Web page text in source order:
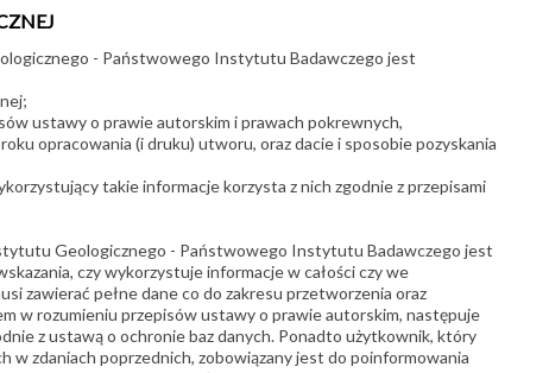
- Państwowego Instytutu Badawczego jest
ustawy o prawie autorskim i prawach pokrewnych,
opracowania (i druku) utworu, oraz dacie i sposobie pozyskania
takie informacje korzysta z nich zgodnie z przepisami
Geologicznego - Państwowego Instytutu Badawczego jest
czy wykorzystuje informacje w całości czy we
zawierać pełne dane co do zakresu przetworzenia oraz
w rozumieniu przepisów ustawy o prawie autorskim, następuje
z ustawą o ochronie baz danych. Ponadto użytkownik, który
zdaniach poprzednich, zobowiązany jest do poinformowania